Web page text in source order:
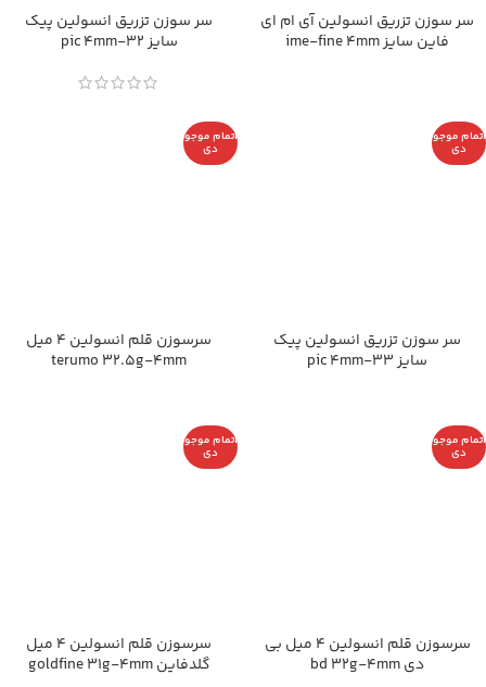
سر سوزن تزریق انسولین آی ام ای
فاین سایز ime-fine 4mm
سر سوزن تزریق انسولین پیک
سایز pic 4mm-32
اتمام موجو
دی
سر سوزن تزریق انسولین پیک
سایز pic 4mm-33
اتمام موجو
دی
سرسوزن قلم انسولین 4 میل
terumo 32.5g-4mm
اتمام موجو
دی
سرسوزن قلم انسولین 4 میل بی
دی bd 32g-4mm
اتمام موجو
دی
سرسوزن قلم انسولین 4 میل
گلدفاین goldfine 31g-4mm